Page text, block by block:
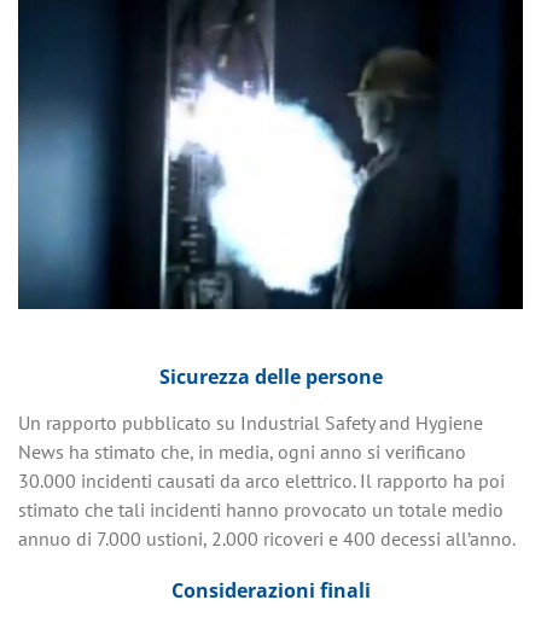
Sicurezza delle persone
Un rapporto pubblicato su Industrial Safety and Hygiene
News ha stimato che, in media, ogni anno si verificano
30.000 incidenti causati da arco elettrico. Il rapporto ha poi
stimato che tali incidenti hanno provocato un totale medio
annuo di 7.000 ustioni, 2.000 ricoveri e 400 decessi all’anno.
Considerazioni finali